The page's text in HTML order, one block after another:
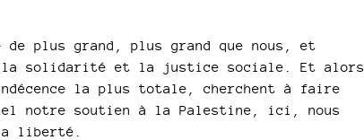
de plus grand, plus grand que nous, et
la solidarité et la justice sociale. Et alors
la plus totale, cherchent à faire
notre soutien à la Palestine, ici, nous
liberté.